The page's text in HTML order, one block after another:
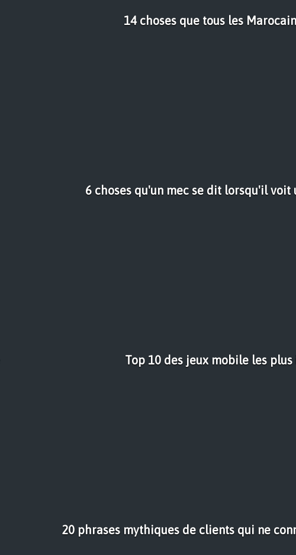
14 choses que tous les
6 choses qu'un mec se dit lorsqu'il voit
Top 10 des jeux mobile les
20 phrases mythiques de clients qui ne